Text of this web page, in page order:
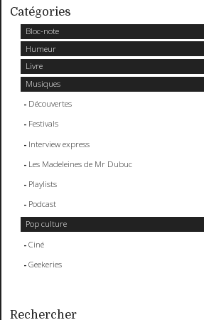
Catégories
Bloc-note
Humeur
Livre
Musiques
Découvertes
Festivals
Interview express
Les Madeleines de Mr Dubuc
Playlists
Podcast
Pop culture
Ciné
Geekeries
Rechercher